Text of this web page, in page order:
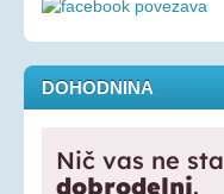
DOHODNINA